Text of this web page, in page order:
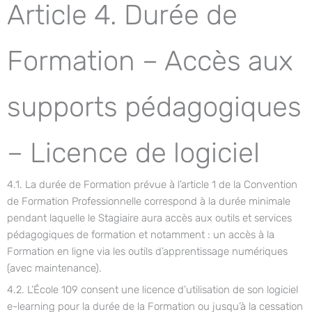
Article 4. Durée de
Formation – Accès aux
supports pédagogiques
– Licence de logiciel
4.1. La durée de Formation prévue à l’article 1 de la Convention
de Formation Professionnelle correspond à la durée minimale
pendant laquelle le Stagiaire aura accès aux outils et services
pédagogiques de formation et notamment : un accès à la
Formation en ligne via les outils d’apprentissage numériques
(avec maintenance).
4.2. L’École 109 consent une licence d’utilisation de son logiciel
e-learning pour la durée de la Formation ou jusqu’à la cessation